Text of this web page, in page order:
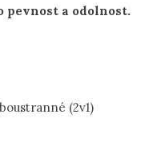
pevnost a odolnost.
(2v1)